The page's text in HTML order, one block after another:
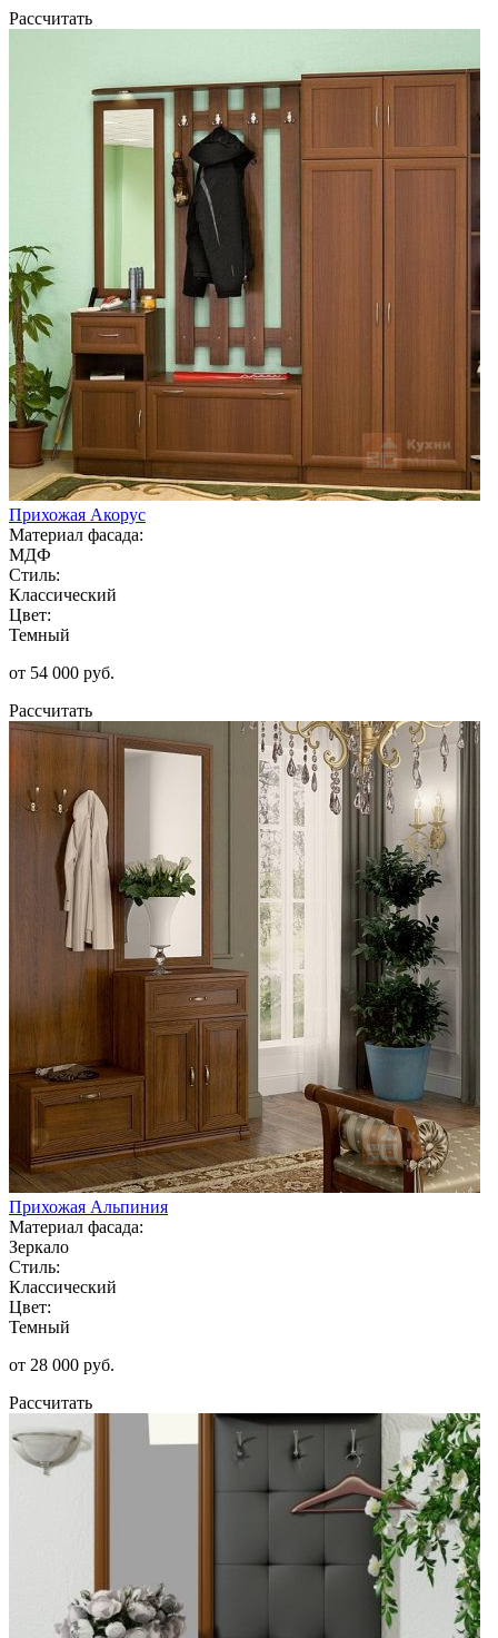
Рассчитать
Прихожая Акорус
Материал фасада:
МДФ
Стиль:
Классический
Цвет:
Темный
от 54 000 руб.
Рассчитать
Прихожая Альпиния
Материал фасада:
Зеркало
Стиль:
Классический
Цвет:
Темный
от 28 000 руб.
Рассчитать